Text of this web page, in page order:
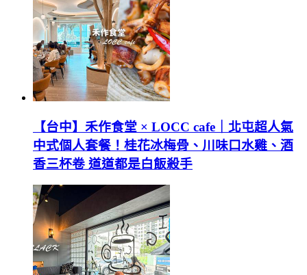
【台中】禾作食堂 × LOCC cafe｜北屯超人氣
中式個人套餐！桂花冰梅骨、川味口水雞、酒
香三杯卷 道道都是白飯殺手